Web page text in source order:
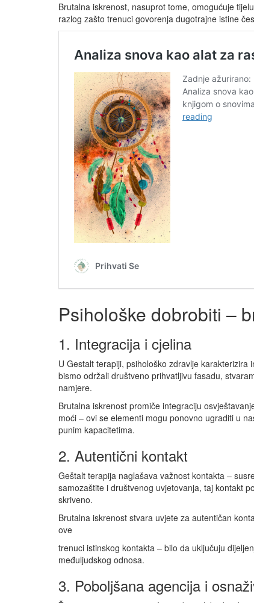
Brutalna iskrenost, nasuprot tome, omogućuje
razlog zašto trenuci govorenja dugotrajne istine
Psihološke dobrobiti –
1. Integracija i cjelina
U Gestalt terapiji, psihološko zdravlje
bismo održali društveno prihvatljivu fasadu,
namjere.
Brutalna iskrenost promiče integraciju
moći – ovi se elementi mogu ponovno ugraditi u
punim kapacitetima.
2. Autentični kontakt
Geštalt terapija naglašava važnost kontakta –
samozaštite i društvenog uvjetovanja, taj kontakt
skriveno.
Brutalna iskrenost stvara uvjete za autentičan
ove
trenuci istinskog kontakta – bilo da uključuju
međuljudskog odnosa.
3. Poboljšana agencija i